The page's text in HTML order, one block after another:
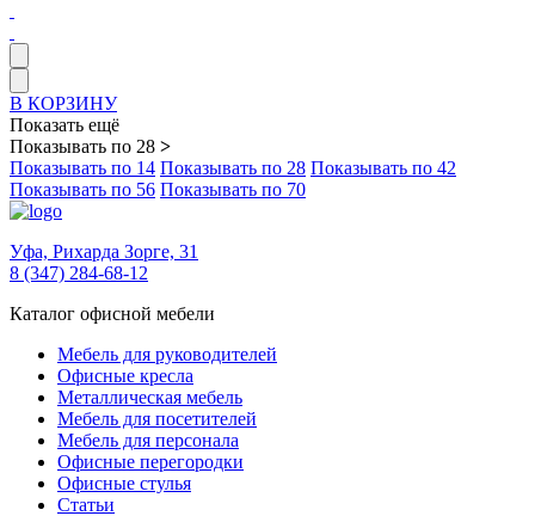
В КОРЗИНУ
Показать ещё
Показывать по 28 >
Показывать по 14 Показывать по 28 Показывать по 42
Показывать по 56 Показывать по 70
Уфа, Рихарда Зорге, 31
8 (347) 284-68-12
Каталог офисной мебели
Мебель для руководителей
Офисные кресла
Металлическая мебель
Мебель для посетителей
Мебель для персонала
Офисные перегородки
Офисные стулья
Статьи